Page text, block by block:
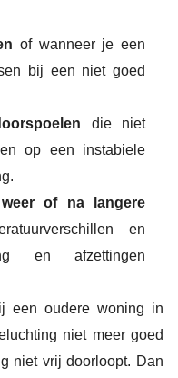
of wanneer je een
bij een niet goed
die niet
op een instabiele
of na langere
en
en afzettingen
een oudere woning in
niet meer goed
niet vrij doorloopt. Dan